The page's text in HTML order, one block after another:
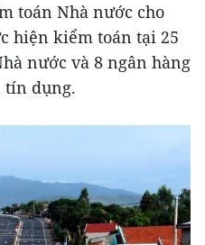
toán Nhà nước cho
hiện kiểm toán tại 25
nước và 8 ngân hàng
tín dụng.